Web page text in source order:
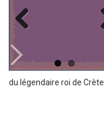
du légendaire roi de Crète.